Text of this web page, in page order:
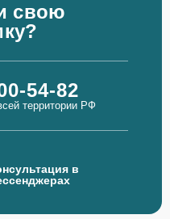
свою
54-82
территории РФ
в